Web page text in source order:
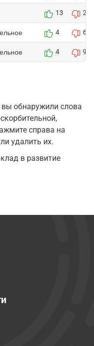
13 2
4 6
4 9
обнаружили слова
справа на
удалить их.
в развитие